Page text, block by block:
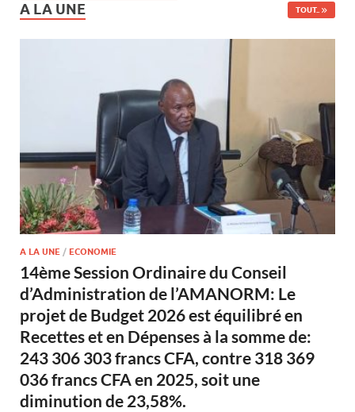
A LA UNE TOUT..
A LA UNE / ECONOMIE
14ème Session Ordinaire du Conseil
d’Administration de l’AMANORM: Le
projet de Budget 2026 est équilibré en
Recettes et en Dépenses à la somme de:
243 306 303 francs CFA, contre 318 369
036 francs CFA en 2025, soit une
diminution de 23,58%.